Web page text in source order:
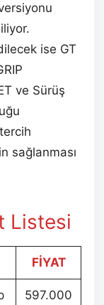
ise GT
ve Sürüş
sağlanması
Listesi
FİYAT
597.000